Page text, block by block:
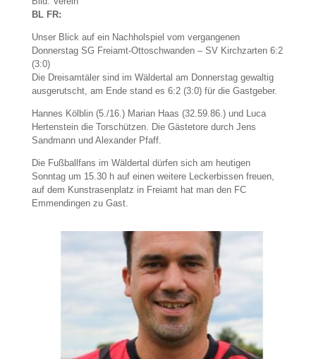
BL FR:
Unser Blick auf ein Nachholspiel vom vergangenen
Donnerstag SG Freiamt-Ottoschwanden – SV Kirchzarten 6:2
(3:0)
Die Dreisamtäler sind im Wäldertal am Donnerstag gewaltig
ausgerutscht, am Ende stand es 6:2 (3:0) für die Gastgeber.
Hannes Kölblin (5./16.) Marian Haas (32.59.86.) und Luca
Hertenstein die Torschützen. Die Gästetore durch Jens
Sandmann und Alexander Pfaff.
Die Fußballfans im Wäldertal dürfen sich am heutigen
Sonntag um 15.30 h auf einen weitere Leckerbissen freuen,
auf dem Kunstrasenplatz in Freiamt hat man den FC
Emmendingen zu Gast.